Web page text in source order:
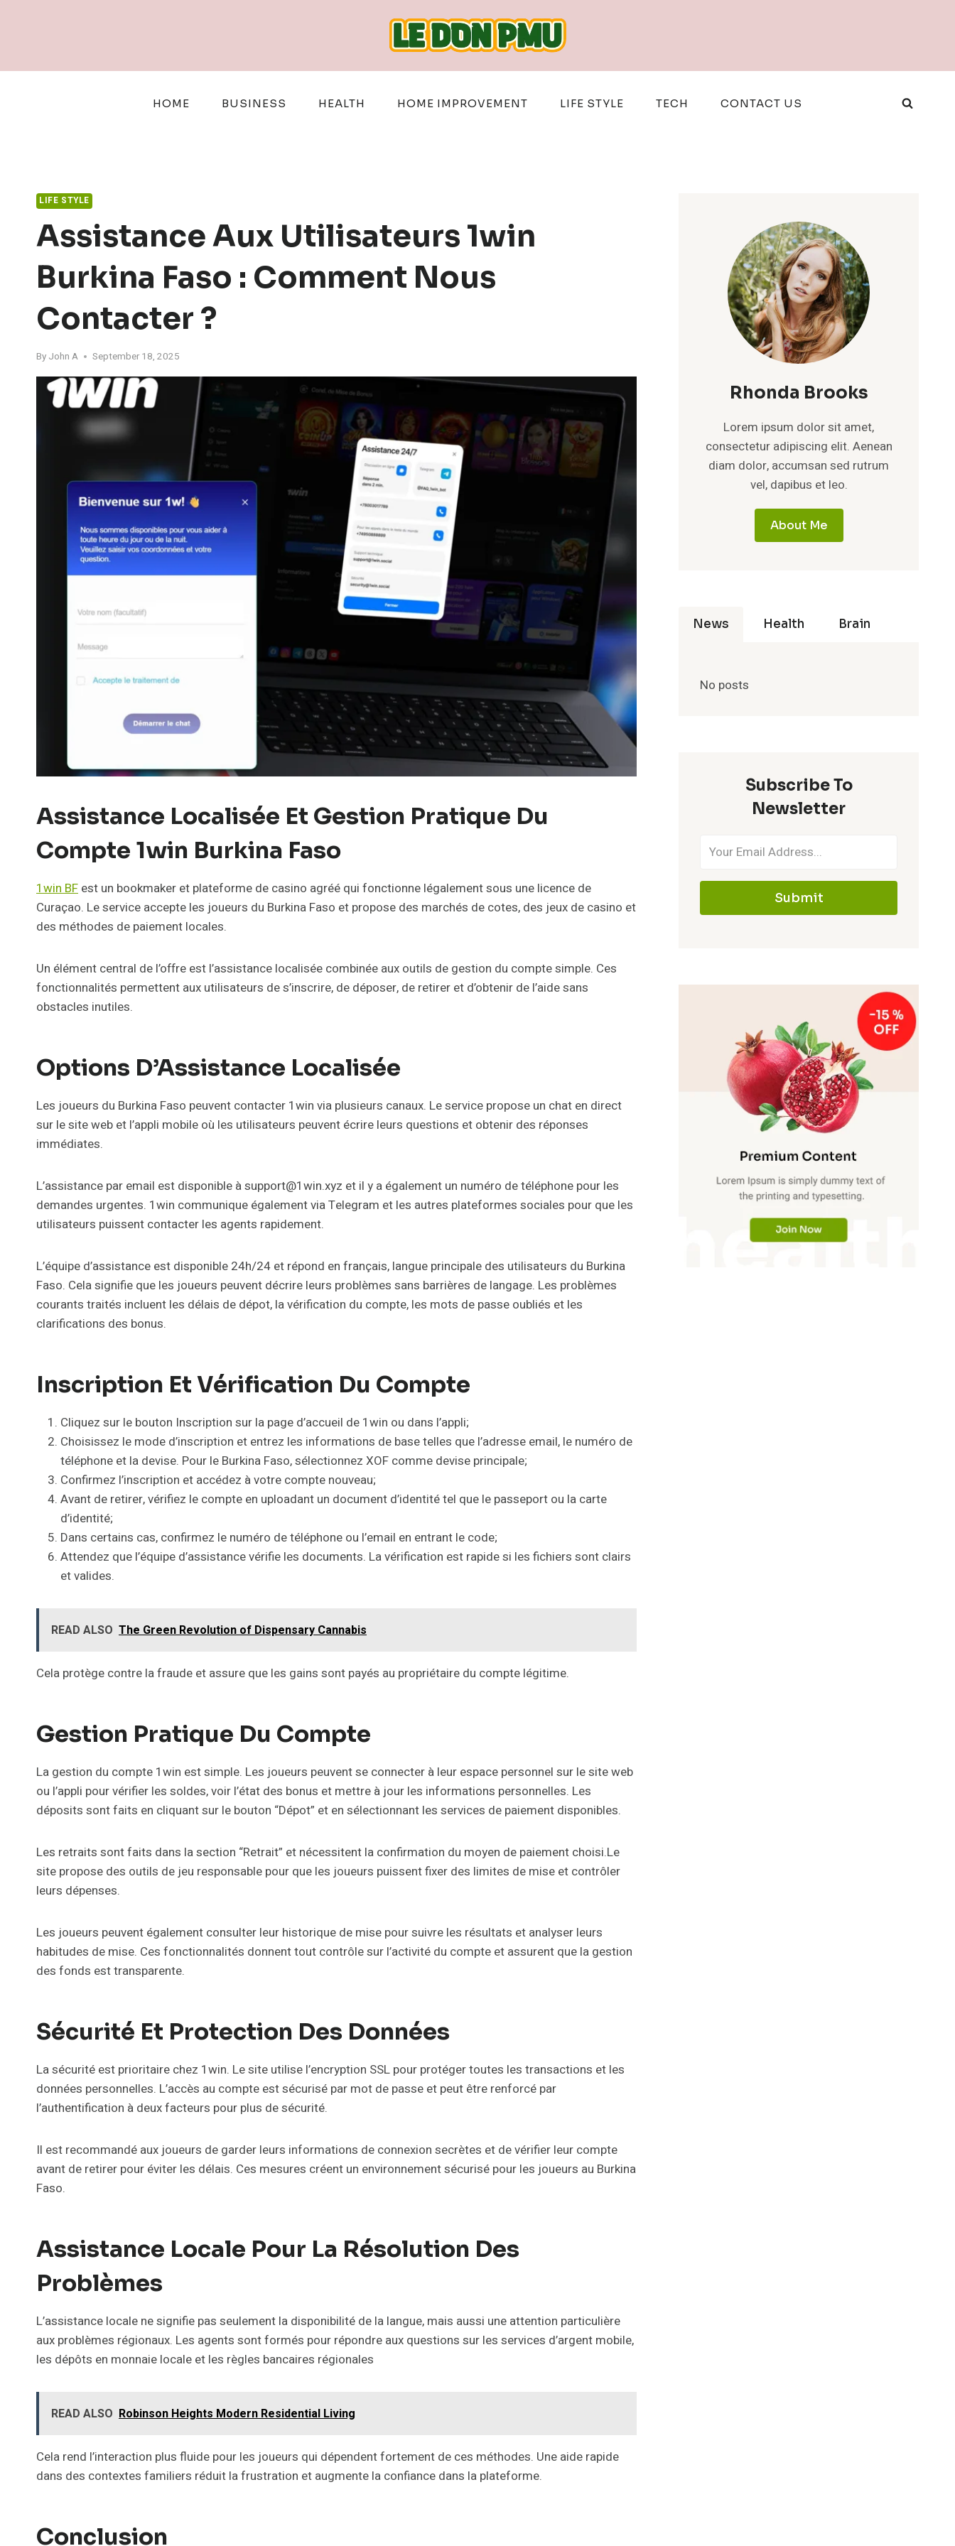
HOME BUSINESS HEALTH HOME IMPROVEMENT LIFE STYLE TECH CONTACT US
LIFE STYLE
Assistance Aux Utilisateurs 1win
Burkina Faso : Comment Nous
Contacter ?
By John A September 18, 2025
Assistance Localisée Et Gestion Pratique Du
Compte 1win Burkina Faso
1win BF est un bookmaker et plateforme de casino agréé qui fonctionne légalement sous une licence de
Curaçao. Le service accepte les joueurs du Burkina Faso et propose des marchés de cotes, des jeux de casino et
des méthodes de paiement locales.
Un élément central de l’offre est l’assistance localisée combinée aux outils de gestion du compte simple. Ces
fonctionnalités permettent aux utilisateurs de s’inscrire, de déposer, de retirer et d’obtenir de l’aide sans
obstacles inutiles.
Options D’Assistance Localisée
Les joueurs du Burkina Faso peuvent contacter 1win via plusieurs canaux. Le service propose un chat en direct
sur le site web et l’appli mobile où les utilisateurs peuvent écrire leurs questions et obtenir des réponses
immédiates.
L’assistance par email est disponible à support@1win.xyz et il y a également un numéro de téléphone pour les
demandes urgentes. 1win communique également via Telegram et les autres plateformes sociales pour que les
utilisateurs puissent contacter les agents rapidement.
L’équipe d’assistance est disponible 24h/24 et répond en français, langue principale des utilisateurs du Burkina
Faso. Cela signifie que les joueurs peuvent décrire leurs problèmes sans barrières de langage. Les problèmes
courants traités incluent les délais de dépot, la vérification du compte, les mots de passe oubliés et les
clarifications des bonus.
Inscription Et Vérification Du Compte
Cliquez sur le bouton Inscription sur la page d’accueil de 1win ou dans l’appli;
Choisissez le mode d’inscription et entrez les informations de base telles que l’adresse email, le numéro de
téléphone et la devise. Pour le Burkina Faso, sélectionnez XOF comme devise principale;
Confirmez l’inscription et accédez à votre compte nouveau;
Avant de retirer, vérifiez le compte en uploadant un document d’identité tel que le passeport ou la carte
d’identité;
Dans certains cas, confirmez le numéro de téléphone ou l’email en entrant le code;
Attendez que l’équipe d’assistance vérifie les documents. La vérification est rapide si les fichiers sont clairs
et valides.
READ ALSO The Green Revolution of Dispensary Cannabis
Cela protège contre la fraude et assure que les gains sont payés au propriétaire du compte légitime.
Gestion Pratique Du Compte
La gestion du compte 1win est simple. Les joueurs peuvent se connecter à leur espace personnel sur le site web
ou l’appli pour vérifier les soldes, voir l’état des bonus et mettre à jour les informations personnelles. Les
déposits sont faits en cliquant sur le bouton “Dépot” et en sélectionnant les services de paiement disponibles.
Les retraits sont faits dans la section “Retrait” et nécessitent la confirmation du moyen de paiement choisi.Le
site propose des outils de jeu responsable pour que les joueurs puissent fixer des limites de mise et contrôler
leurs dépenses.
Les joueurs peuvent également consulter leur historique de mise pour suivre les résultats et analyser leurs
habitudes de mise. Ces fonctionnalités donnent tout contrôle sur l’activité du compte et assurent que la gestion
des fonds est transparente.
Sécurité Et Protection Des Données
La sécurité est prioritaire chez 1win. Le site utilise l’encryption SSL pour protéger toutes les transactions et les
données personnelles. L’accès au compte est sécurisé par mot de passe et peut être renforcé par
l’authentification à deux facteurs pour plus de sécurité.
Il est recommandé aux joueurs de garder leurs informations de connexion secrètes et de vérifier leur compte
avant de retirer pour éviter les délais. Ces mesures créent un environnement sécurisé pour les joueurs au Burkina
Faso.
Assistance Locale Pour La Résolution Des
Problèmes
L’assistance locale ne signifie pas seulement la disponibilité de la langue, mais aussi une attention particulière
aux problèmes régionaux. Les agents sont formés pour répondre aux questions sur les services d’argent mobile,
les dépôts en monnaie locale et les règles bancaires régionales
READ ALSO Robinson Heights Modern Residential Living
Cela rend l’interaction plus fluide pour les joueurs qui dépendent fortement de ces méthodes. Une aide rapide
dans des contextes familiers réduit la frustration et augmente la confiance dans la plateforme.
Conclusion
Rhonda Brooks
Lorem ipsum dolor sit amet,
consectetur adipiscing elit. Aenean
diam dolor, accumsan sed rutrum
vel, dapibus et leo.
About Me
News Health Brain
No posts
Subscribe To
Newsletter
Submit